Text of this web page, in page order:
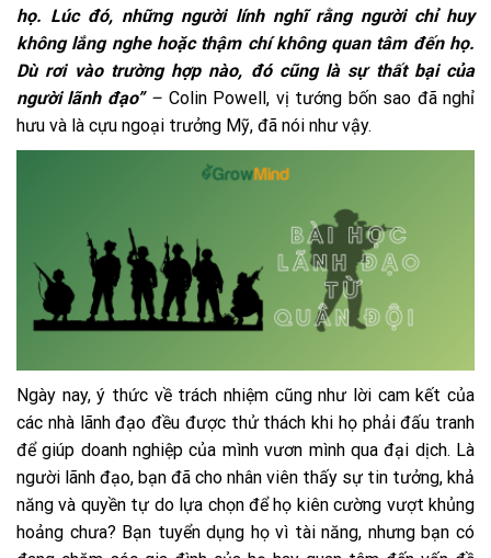
họ. Lúc đó, những người lính nghĩ rằng người chỉ huy
không lắng nghe hoặc thậm chí không quan tâm đến họ.
Dù rơi vào trường hợp nào, đó cũng là sự thất bại của
người lãnh đạo” – Colin Powell, vị tướng bốn sao đã nghỉ
hưu và là cựu ngoại trưởng Mỹ, đã nói như vậy.
Ngày nay, ý thức về trách nhiệm cũng như lời cam kết của
các nhà lãnh đạo đều được thử thách khi họ phải đấu tranh
để giúp doanh nghiệp của mình vươn mình qua đại dịch. Là
người lãnh đạo, bạn đã cho nhân viên thấy sự tin tưởng, khả
năng và quyền tự do lựa chọn để họ kiên cường vượt khủng
hoảng chưa? Bạn tuyển dụng họ vì tài năng, nhưng bạn có